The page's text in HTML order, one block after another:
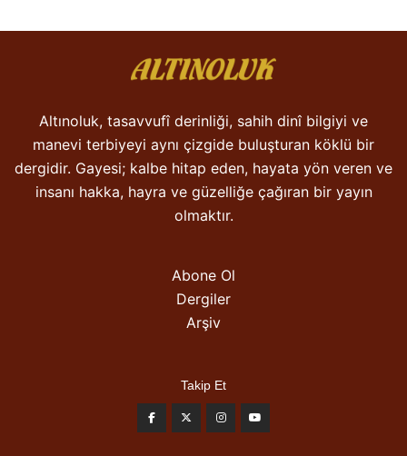
Altınoluk, tasavvufî derinliği, sahih dinî bilgiyi ve
manevi terbiyeyi aynı çizgide buluşturan köklü bir
dergidir. Gayesi; kalbe hitap eden, hayata yön veren ve
insanı hakka, hayra ve güzelliğe çağıran bir yayın
olmaktır.
Abone Ol
Dergiler
Arşiv
Takip Et